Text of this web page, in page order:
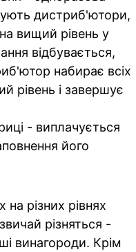
дистриб'ютори,
вищий рівень у
відбувається,
набирає всіх
рівень і завершує
- виплачується
його
на різних рівнях
різняться -
винагороди. Крім